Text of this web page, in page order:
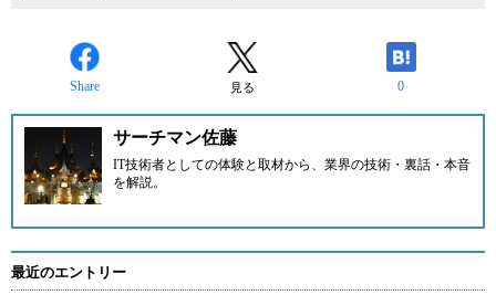
Share 見る 0
サーチマン佐藤
IT技術者としての体験と取材から、業界の技術・裏話・本音
を解説。
最近のエントリー